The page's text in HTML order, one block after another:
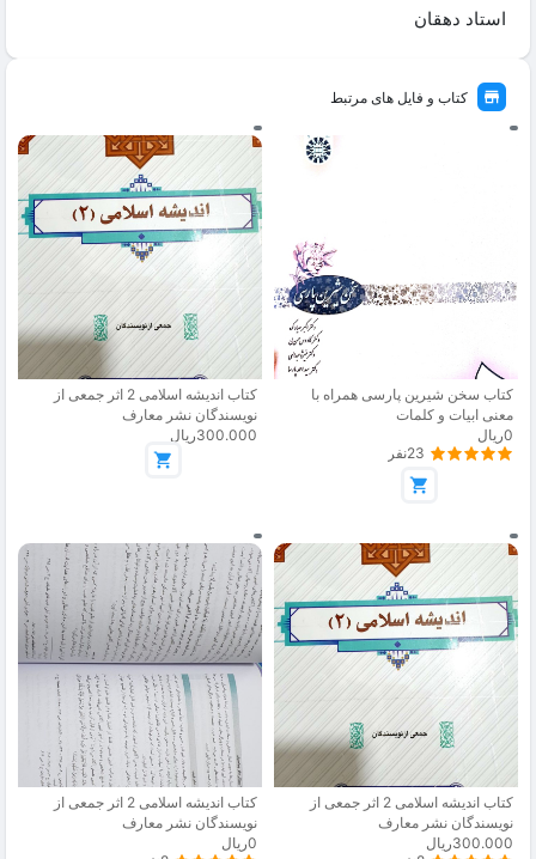
استاد دهقان
کتاب و فایل های مرتبط
کتاب سخن شیرین پارسی همراه با
معنی ابیات و کلمات
0ریال
23نفر
کتاب اندیشه اسلامی 2 اثر جمعی از
نویسندگان نشر معارف
300.000ریال
کتاب اندیشه اسلامی 2 اثر جمعی از
نویسندگان نشر معارف
300.000ریال
کتاب اندیشه اسلامی 2 اثر جمعی از
نویسندگان نشر معارف
0ریال